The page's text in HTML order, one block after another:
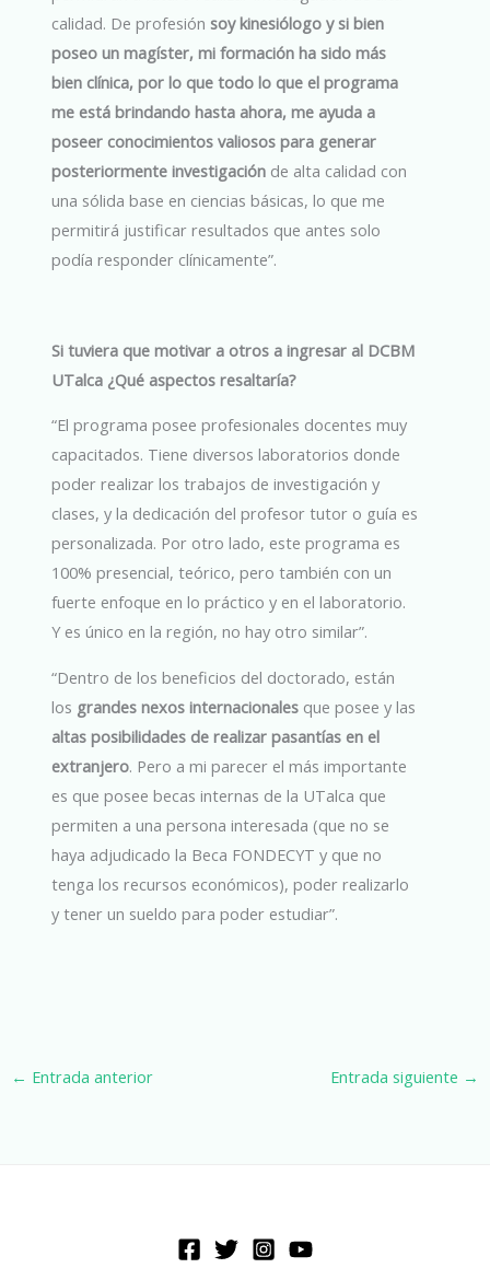
calidad. De profesiónsoy kinesiólogo y si bien
poseo un magíster, mi formación ha sido más
bien clínica, por lo que todo lo que el programa
me está brindando hasta ahora, me ayuda a
poseer conocimientos valiosos para generar
posteriormente investigación de alta calidad con
una sólida base en ciencias básicas, lo que me
permitirá justificar resultados que antes solo
podía responder clínicamente”.
Si tuviera que motivar a otros a ingresar al DCBM
UTalca ¿Qué aspectos resaltaría?
“El programa posee profesionales docentes muy
capacitados. Tiene diversos laboratorios donde
poder realizar los trabajos de investigación y
clases, y la dedicación del profesor tutor o guía es
personalizada. Por otro lado, este programa es
100% presencial, teórico, pero también con un
fuerte enfoque en lo práctico y en el laboratorio.
Y es único en la región, no hay otro similar”.
“Dentro de los beneficios del doctorado, están
los grandes nexos internacionales que posee y las
altas posibilidades de realizar pasantías en el
extranjero. Pero a mi parecer el más importante
es que posee becas internas de la UTalca que
permiten a una persona interesada (que no se
haya adjudicado la Beca FONDECYT y que no
tenga los recursos económicos), poder realizarlo
y tener un sueldo para poder estudiar”.
← Entrada anterior Entrada siguiente →